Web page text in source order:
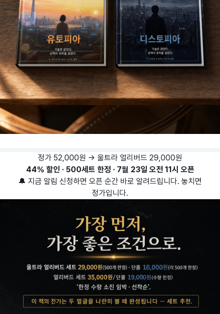
정가 52,000원 → 울트라 얼리버드 29,000원
44% 할인 · 500세트 한정 · 7월 23일 오전 11시 오픈
🔔 지금 알림 신청하면 오픈 순간 바로 알려드립니다. 놓치면
정가입니다.